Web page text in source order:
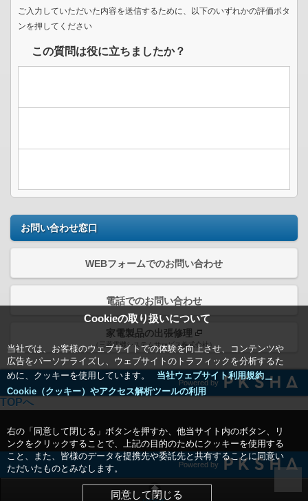
Cookieの取り扱いについて
当社では、お客様のウェブサイトでの体験を向上させ、コンテンツや
広告をパーソナライズし、ウェブサイトのトラフィックを分析するた
めに、クッキーを使用しています。
当社ウェブサイト利用規約＿
Cookie（クッキー）やアクセス解析ツールの利用
右の「同意して閉じる」ボタンを押すか、他当サイト内のボタン、リ
ンクをクリックすることで、上記の目的のためにクッキーを使用する
こと、また、皆様のデータを提携先や委託先と共有することに同意い
ただいたものとみなします。
同意して閉じる
ご入力していただいた内容を送信するために、以下のいずれかの評価ボタ
ンを押してください
この質問は役に立ちましたか？
お問い合わせ窓口
WEBフォームでのお問い合わせ
電話でのお問い合わせ
家電製品の出張修理
（三菱電機システムサービス株式会社）
Powered by
TOPへ
Powered by